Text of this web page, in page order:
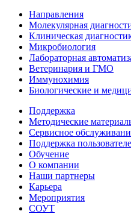
Направления
Молекулярная
Клиническая
Микробиология
Лабораторная
Ветеринария и ГМО
Иммунохимия
Биологические и
Поддержка
Методические
Сервисное
Поддержка
Обучение
О компании
Наши партнеры
Карьера
Мероприятия
СОУТ